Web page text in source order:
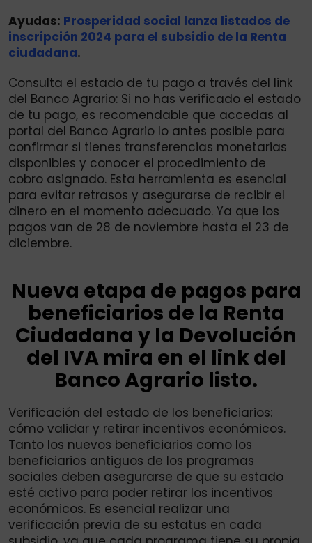
Ayudas: Prosperidad social lanza listados de
inscripción 2024 para el subsidio de la Renta
ciudadana.
Consulta el estado de tu pago a través del link
del Banco Agrario: Si no has verificado el estado
de tu pago, es recomendable que accedas al
portal del Banco Agrario lo antes posible para
confirmar si tienes transferencias monetarias
disponibles y conocer el procedimiento de
cobro asignado. Esta herramienta es esencial
para evitar retrasos y asegurarse de recibir el
dinero en el momento adecuado. Ya que los
pagos van de 28 de noviembre hasta el 23 de
diciembre.
Nueva etapa de pagos para
beneficiarios de la Renta
Ciudadana y la Devolución
del IVA mira en el link del
Banco Agrario listo.
Verificación del estado de los beneficiarios:
cómo validar y retirar incentivos económicos.
Tanto los nuevos beneficiarios como los
beneficiarios antiguos de los programas
sociales deben asegurarse de que su estado
esté activo para poder retirar los incentivos
económicos. Es esencial realizar una
verificación previa de su estatus en cada